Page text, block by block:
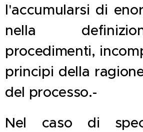
l'accumularsi di
nella
procedimenti,
principi della
del processo.-
Nel caso di